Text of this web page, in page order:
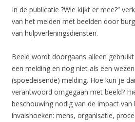
In de publicatie ?Wie kijkt er mee?”
van het melden met beelden door
van hulpverleningsdiensten.
Beeld wordt doorgaans alleen
een melding en nog niet als een
(spoedeisende) melding. Hoe kun je
verantwoord omgegaan met beeld?
beschouwing nodig van de impact van
invalshoeken: mens, organisatie,